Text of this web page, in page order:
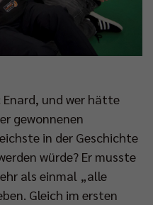
Enard, und wer hätte
gewonnenen
in der Geschichte
würde? Er musste
als einmal „alle
Gleich im ersten